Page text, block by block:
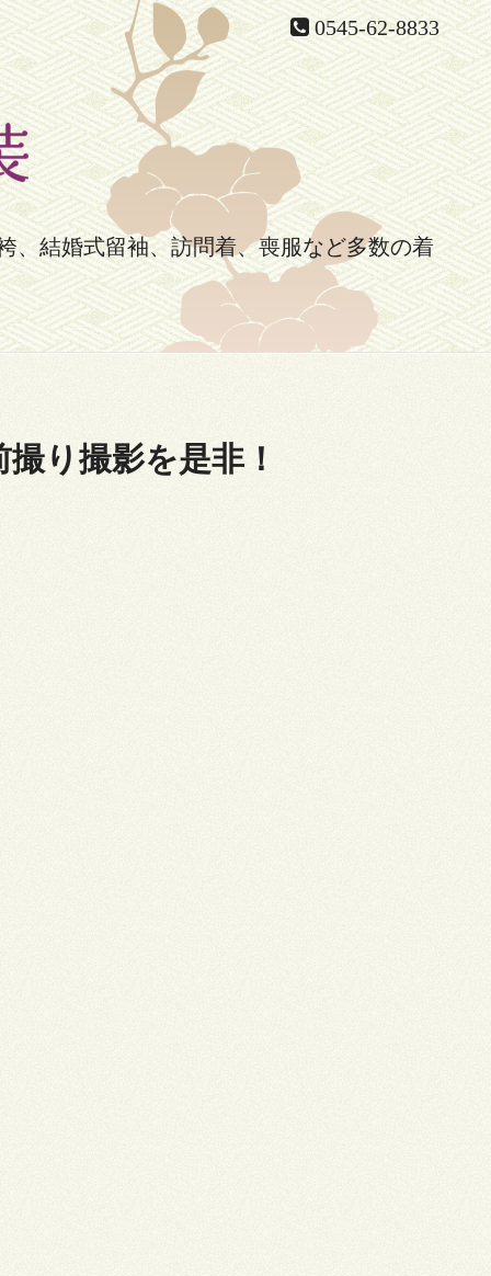
0545-62-8833
、結婚式留袖、訪問着、喪服など多数の着
り撮影を是非！